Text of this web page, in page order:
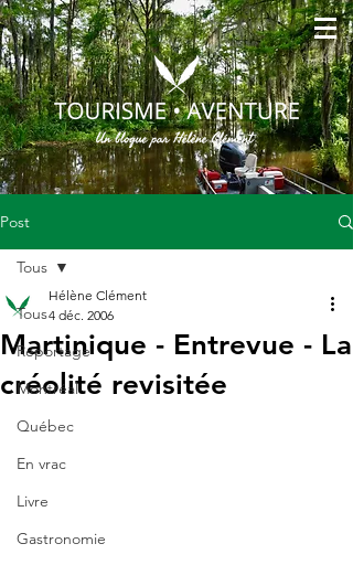
Post
Tous
Reportage
Montréal
Québec
En vrac
Livre
Gastronomie
Tous
Martinique - Entrevue - La
créolité revisitée
Hélène Clément
4 déc. 2006